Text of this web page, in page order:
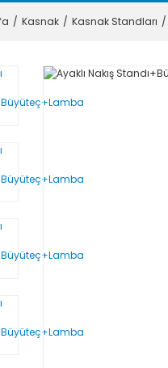
Kasnak Kasnak Standları